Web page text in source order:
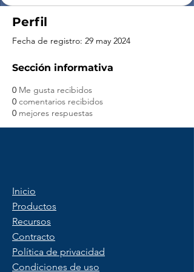
Perfil
Fecha de registro: 29 may 2024
Sección informativa
0 Me gusta recibidos
0 comentarios recibidos
0 mejores respuestas
Inicio
Productos
Recursos
Contracto
Política de privacidad
Condiciones de uso